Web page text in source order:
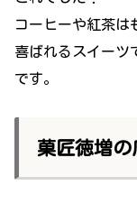
コーヒーや紅茶は
喜ばれるスイーツ
です。
菓匠徳増の